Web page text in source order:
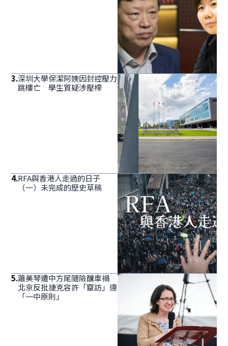
3.深圳大學保潔阿姨因封控壓力
跳樓亡 學生質疑涉壓榨
4.RFA與香港人走過的日子
（一）未完成的歷史草稿
5.蕭美琴遭中方尾隨險釀車禍
北京反批捷克容許「竄訪」違
「一中原則」